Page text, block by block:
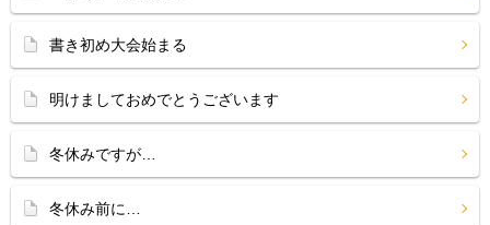
書き初め大会始まる
明けましておめでとうございます
冬休みですが…
冬休み前に…